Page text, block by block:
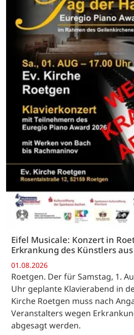
Eifel Musicale: Konzert in
Erkrankung des Künstlers aus
01.08.2026
Roetgen. Der für Samstag, 1.
Uhr geplante Klavierabend in
Kirche Roetgen muss nach
Veranstalters wegen
abgesagt werden.